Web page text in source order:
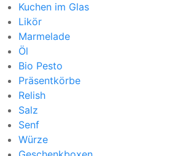
Kuchen im Glas
Likör
Marmelade
Öl
Bio Pesto
Präsentkörbe
Relish
Salz
Senf
Würze